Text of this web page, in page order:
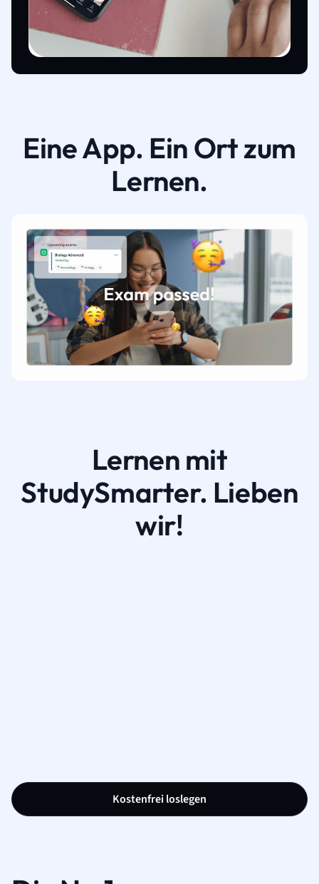
Eine App. Ein Ort zum
Lernen.
Lernen mit
StudySmarter. Lieben
wir!
Kostenfrei loslegen